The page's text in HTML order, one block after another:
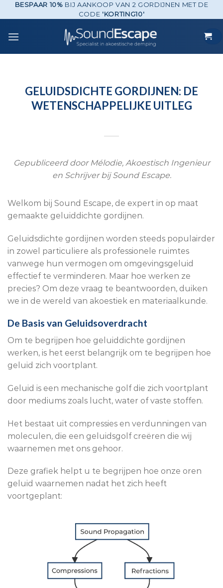
Skip
to
BESPAAR 10% BIJ AANKOOP VAN 2 GORDIJNEN MET DE
CODE 'KORTING10'
GELUIDSDICHTE GORDIJNEN: DE
WETENSCHAPPELIJKE UITLEG
Gepubliceerd door Mélodie, Akoestisch Ingenieur
en Schrijver bij Sound Escape.
Welkom bij Sound Escape, de expert in op maat
gemaakte geluiddichte gordijnen.
Geluidsdichte gordijnen worden steeds populairder
in zowel particuliere als professionele ruimtes
vanwege hun vermogen om omgevingsgeluid
effectief te verminderen. Maar hoe werken ze
precies? Om deze vraag te beantwoorden, duiken
we in de wereld van akoestiek en materiaalkunde.
De Basis van Geluidsoverdracht
Om te begrijpen hoe geluiddichte gordijnen
werken, is het eerst belangrijk om te begrijpen hoe
geluid zich voortplant.
Geluid is een mechanische golf die zich voortplant
door mediums zoals lucht, water of vaste stoffen.
Het bestaat uit compressies en verdunningen van
moleculen, die een geluidsgolf creëren die wij
waarnemen met ons gehoor.
Deze grafiek helpt u te begrijpen hoe onze oren
geluid waarnemen nadat het zich heeft
voortgeplant: